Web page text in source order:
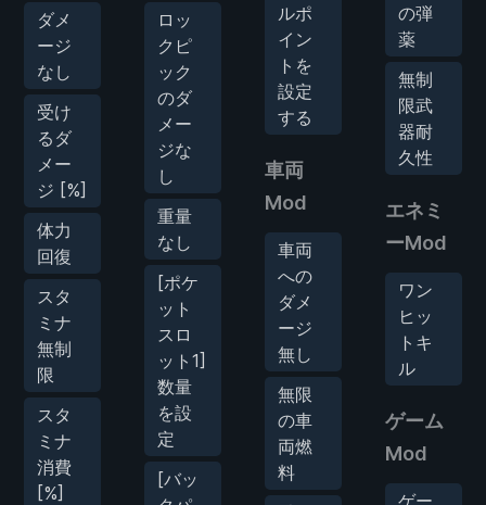
ダメ
ージ
なし
受け
るダ
メー
ジ [%]
体力
回復
スタ
ミナ
無制
限
スタ
ミナ
消費
[%]
ロッ
クピ
ック
のダ
メー
ジな
し
重量
なし
[ポケ
ット
スロ
ット1]
数量
を設
定
[バッ
ルポ
イン
トを
設定
する
車両
Mod
車両
への
ダメ
ージ
無し
無限
の車
両燃
料
の弾
薬
無制
限武
器耐
久性
エネミ
ーMod
ワン
ヒッ
トキ
ル
ゲーム
Mod
ゲー